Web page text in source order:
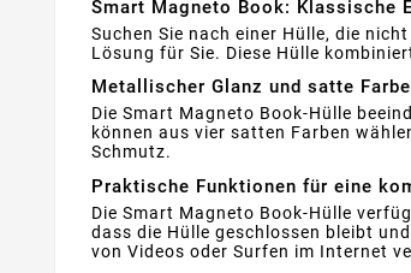
Smart Magneto Book: Klassische
Suchen Sie nach einer Hülle, die
Lösung für Sie. Diese Hülle
Metallischer Glanz und satte
Die Smart Magneto Book-Hülle
können aus vier satten Farben
Schmutz.
Praktische Funktionen für eine
Die Smart Magneto Book-Hülle
dass die Hülle geschlossen bleibt
von Videos oder Surfen im Internet